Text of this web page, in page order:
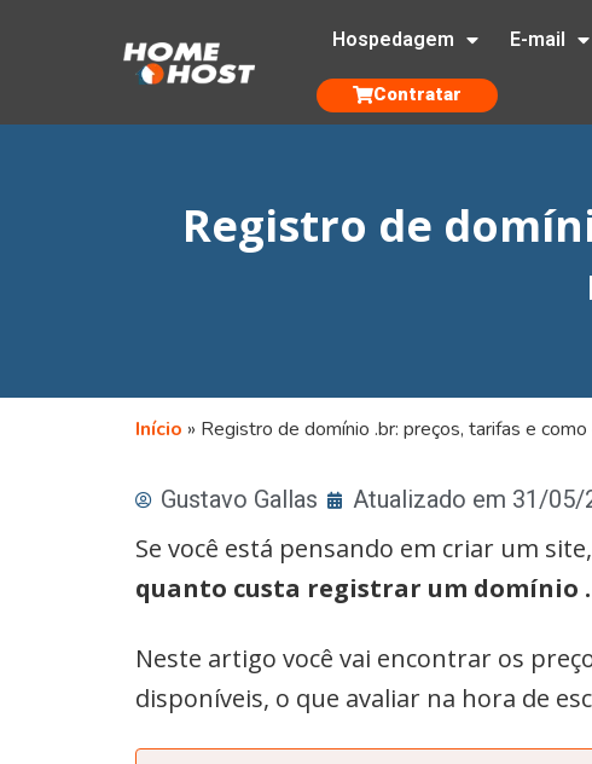
Hospedagem E-mail
Contratar
Registro de
Início » Registro de domínio .br: preços, tarifas e
Gustavo Gallas Atualizado em 31/05/
Se você está pensando em criar um
quanto custa registrar um domínio
Neste artigo você vai encontrar os
disponíveis, o que avaliar na hora de